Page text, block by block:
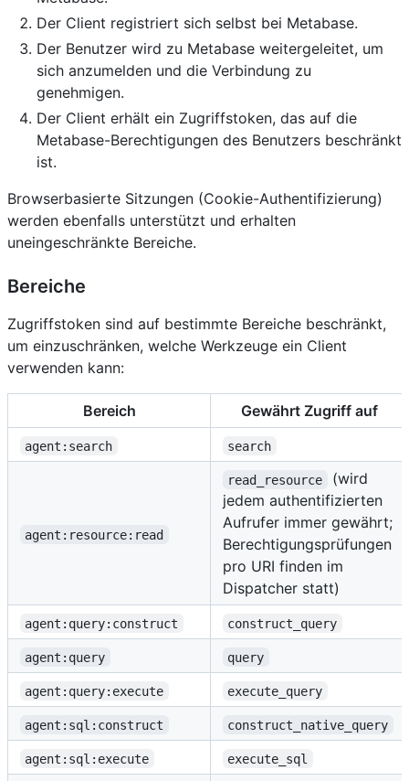
Der Client registriert sich selbst bei Metabase.
Der Benutzer wird zu Metabase weitergeleitet, um
sich anzumelden und die Verbindung zu
genehmigen.
Der Client erhält ein Zugriffstoken, das auf die
Metabase-Berechtigungen des Benutzers beschränkt
ist.
Browserbasierte Sitzungen (Cookie-Authentifizierung)
werden ebenfalls unterstützt und erhalten
uneingeschränkte Bereiche.
Bereiche
Zugriffstoken sind auf bestimmte Bereiche beschränkt,
um einzuschränken, welche Werkzeuge ein Client
verwenden kann:
Bereich Gewährt Zugriff auf
agent:search search
agent:resource:read
read_resource
(wird
jedem authentifizierten
Aufrufer immer gewährt;
Berechtigungsprüfungen
pro URI finden im
Dispatcher statt)
agent:query:construct construct_query
agent:query query
agent:query:execute execute_query
agent:sql:construct construct_native_query
agent:sql:execute execute_sql